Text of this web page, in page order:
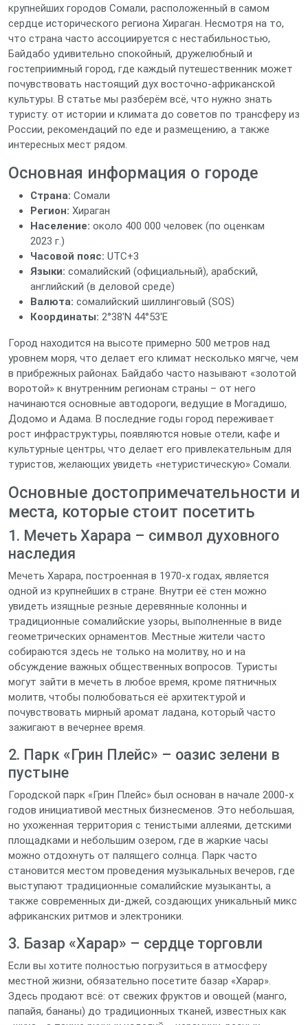
крупнейших городов Сомали, расположенный в самом
сердце исторического региона Хираган. Несмотря на то,
что страна часто ассоциируется с нестабильностью,
Байдабо удивительно спокойный, дружелюбный и
гостеприимный город, где каждый путешественник может
почувствовать настоящий дух восточно‑африканской
культуры. В статье мы разберём всё, что нужно знать
туристу: от истории и климата до советов по трансферу из
России, рекомендаций по еде и размещению, а также
интересных мест рядом.
Основная информация о городе
Страна: Сомали
Регион: Хираган
Население: около 400 000 человек (по оценкам
2023 г.)
Часовой пояс: UTC+3
Языки: сомалийский (офици­альный), арабский,
английский (в деловой среде)
Валюта: сомалийский шиллинговый (SOS)
Координаты: 2°38′N 44°53′E
Город находится на высоте примерно 500 метров над
уровнем моря, что делает его климат несколько мягче, чем
в прибрежных районах. Байдабо часто называют «золотой
воротой» к внутренним регионам страны – от него
начинаются основные автодороги, ведущие в Могадишо,
Додомо и Адама. В последние годы город переживает
рост инфраструктуры, появляются новые отели, кафе и
культурные центры, что делает его привлекательным для
туристов, желающих увидеть «нетуристическую» Сомали.
Основные достопримечательности и
места, которые стоит посетить
1. Мечеть Харара – символ духовного
наследия
Мечеть Харара, построенная в 1970‑х годах, является
одной из крупнейших в стране. Внутри её стен можно
увидеть изящные резные деревянные колонны и
традиционные сомалийские узоры, выполненные в виде
геометрических орнаментов. Местные жители часто
собираются здесь не только на молитву, но и на
обсуждение важных общественных вопросов. Туристы
могут зайти в мечеть в любое время, кроме пятничных
молитв, чтобы полюбоваться её архитектурой и
почувствовать мирный аромат ладана, который часто
зажигают в вечернее время.
2. Парк «Грин Плейс» – оазис зелени в
пустыне
Городской парк «Грин Плейс» был основан в начале 2000‑х
годов инициативой местных бизнесменов. Это небольшая,
но ухоженная территория с тенистыми аллеями, детскими
площадками и небольшим озером, где в жаркие часы
можно отдохнуть от палящего солнца. Парк часто
становится местом проведения музыкальных вечеров, где
выступают традиционные сомалийские музыканты, а
также современных ди‑джей, создающих уникальный микс
африканских ритмов и электроники.
3. Базар «Харар» – сердце торговли
Если вы хотите полностью погрузиться в атмосферу
местной жизни, обязательно посетите базар «Харар».
Здесь продают всё: от свежих фруктов и овощей (манго,
папайя, бананы) до традиционных тканей, известных как